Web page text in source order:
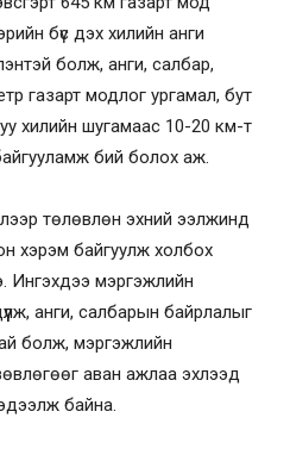
бүс дэх хилийн анги
болж, анги, салбар,
газарт модлог ургамал, бут
хилийн шугамаас 10-20 км-т
бий болох аж.
төлөвлөн эхний ээлжинд
хэрэм байгуулж холбох
Ингэхдээ мэргэжлийн
анги, салбарын байрлалыг
болж, мэргэжлийн
аван ажлаа эхлээд
байна.